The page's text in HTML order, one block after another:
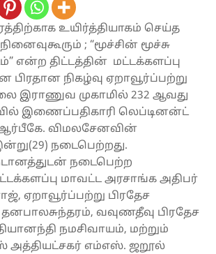
உயிர்த்தியாகம் செய்த
; “மூச்சின் மூச்சு
என்ற திட்டத்தின் மட்டக்களப்பு
பிரதான நிகழ்வு ஏறாவூர்ப்பற்று
இராணுவ முகாமில் 232 ஆவது
இணைப்பதிகாரி லெப்டினன்ட்
விமலசேனவின்
நடைபெற்றது.
நடைபெற்ற
மாவட்ட அரசாங்க அதிபர்
ஏறாவூர்ப்பற்று பிரதேச
வவுணதீவு பிரதேச
நமசிவாயம், மற்றும்
அத்தியட்சகர் எம்எஸ். ஜறூல்